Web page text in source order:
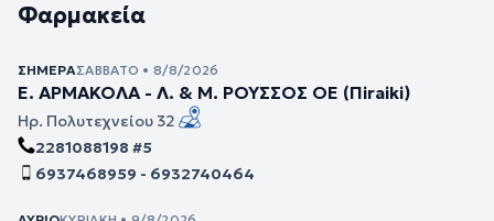
Φαρμακεία
ΣΉΜΕΡΑΣΆΒΒΑΤΟ • 8/8/2026
Ε. ΑΡΜΑΚΟΛΑ - Λ. & Μ. ΡΟΥΣΣΟΣ ΟΕ (Πiraiki)
Ηρ. Πολυτεχνείου 32
2281088198 #5
6937468959 - 6932740464